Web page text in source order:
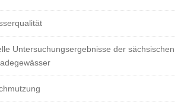
Untersuchungsergebnisse der sächsischen